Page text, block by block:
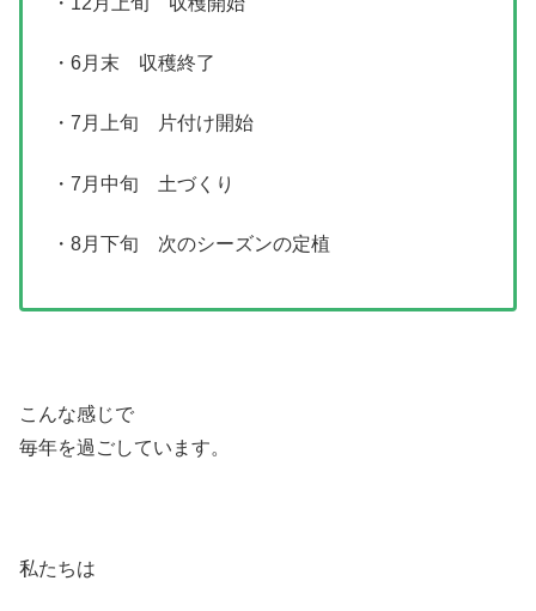
・6月末 収穫終了
・7月上旬 片付け開始
・7月中旬 土づくり
・8月下旬 次のシーズンの定植
こんな感じで
毎年を過ごしています。
私たちは